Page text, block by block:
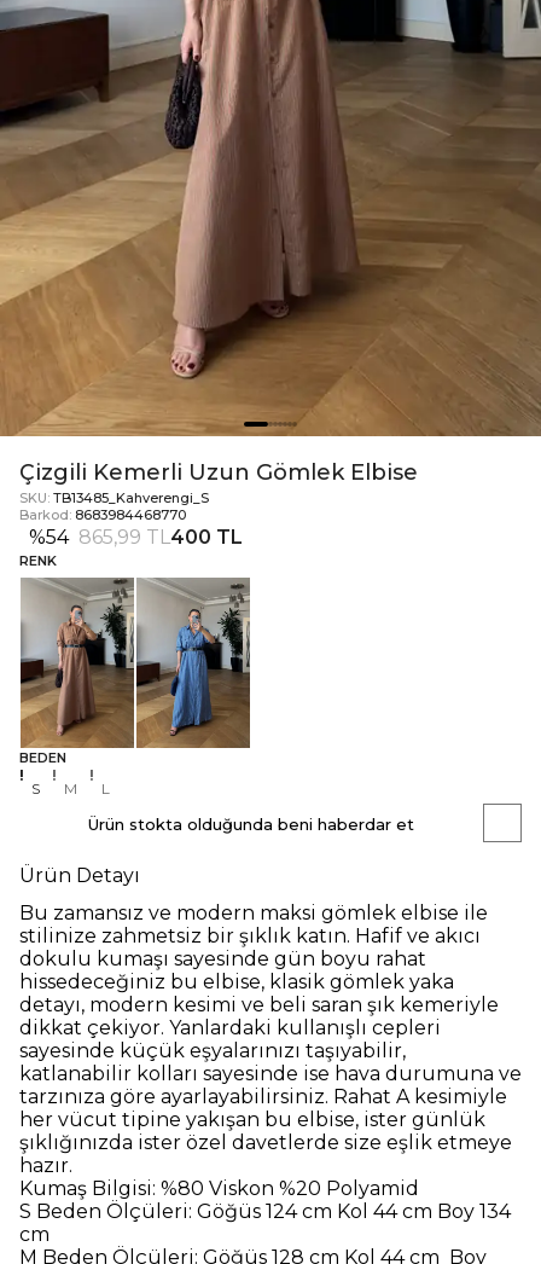
Çizgili Kemerli Uzun Gömlek Elbise
SKU: TB13485_Kahverengi_S
Barkod: 8683984468770
%54 865,99 TL400 TL
RENK
BEDEN
S M L
Ürün stokta olduğunda beni haberdar et
Ürün Detayı
Bu zamansız ve modern maksi gömlek elbise ile
stilinize zahmetsiz bir şıklık katın. Hafif ve akıcı
dokulu kumaşı sayesinde gün boyu rahat
hissedeceğiniz bu elbise, klasik gömlek yaka
detayı, modern kesimi ve beli saran şık kemeriyle
dikkat çekiyor. Yanlardaki kullanışlı cepleri
sayesinde küçük eşyalarınızı taşıyabilir,
katlanabilir kolları sayesinde ise hava durumuna ve
tarzınıza göre ayarlayabilirsiniz. Rahat A kesimiyle
her vücut tipine yakışan bu elbise, ister günlük
şıklığınızda ister özel davetlerde size eşlik etmeye
hazır.
Kumaş Bilgisi: %80 Viskon %20 Polyamid
S Beden Ölçüleri: Göğüs 124 cm Kol 44 cm Boy 134
cm
M Beden Ölçüleri: Göğüs 128 cm Kol 44 cm Boy